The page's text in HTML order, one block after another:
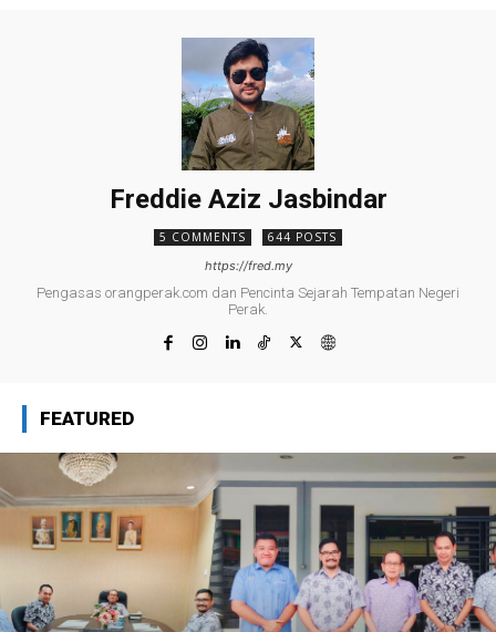
Freddie Aziz Jasbindar
5 COMMENTS
644 POSTS
https://fred.my
Pengasas orangperak.com dan Pencinta Sejarah Tempatan Negeri
Perak.
FEATURED